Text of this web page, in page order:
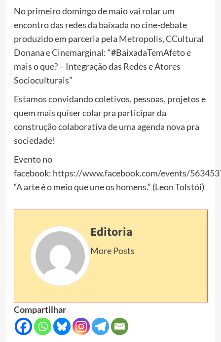
No primeiro domingo de maio vai rolar um
encontro das redes da baixada no cine-debate
produzido em parceria pela Metropolis,CCultural
DonanaeCinemarginal: “#BaixadaTemAfeto e
mais o que? – Integração das Redes e Atores
Socioculturais”
Estamos convidando coletivos, pessoas, projetos e
quem mais quiser colar pra participar da
construção colaborativa de uma agenda nova pra
sociedade!
Evento no
facebook: https://www.facebook.com/events/
“A arte é o meio que une os homens.” (Leon Tolstói)
Editoria
More Posts
Compartilhar